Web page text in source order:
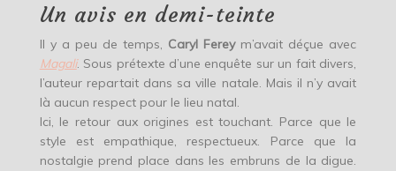
Un avis en demi-teinte
Il y a peu de temps, Caryl Fereym’avait déçue avec
Magali. Sous prétexte d’une enquête sur un fait divers,
l’auteur repartait dans sa ville natale. Mais il n’y avait
là aucun respect pour le lieu natal.
Ici, le retour aux origines est touchant. Parce que le
style est empathique, respectueux. Parce que la
nostalgie prend place dans les embruns de la digue.